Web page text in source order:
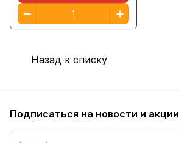
Назад к списку
Подписаться на новости и акции